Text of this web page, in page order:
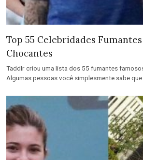
Top 55 Celebridades
Chocantes
Taddlr criou uma lista dos 55 fumantes
Algumas pessoas você simplesmente sabe que